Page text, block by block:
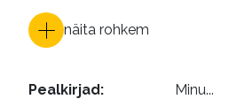
näita rohkem
Pealkirjad:
Minu...